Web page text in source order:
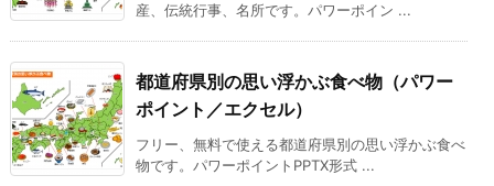
産、伝統行事、名所です。パワーポイン ...
都道府県別の思い浮かぶ食べ物（パワー
ポイント／エクセル）
フリー、無料で使える都道府県別の思い浮かぶ食べ
物です。パワーポイントPPTX形式 ...